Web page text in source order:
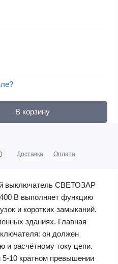
В корзину
Доставка Оплата
выключатель СВЕТОЗАР
В выполняет функцию
и коротких замыканий.
зданиях. Главная
он должен
и расчётному току цепи.
10 кратном превышении